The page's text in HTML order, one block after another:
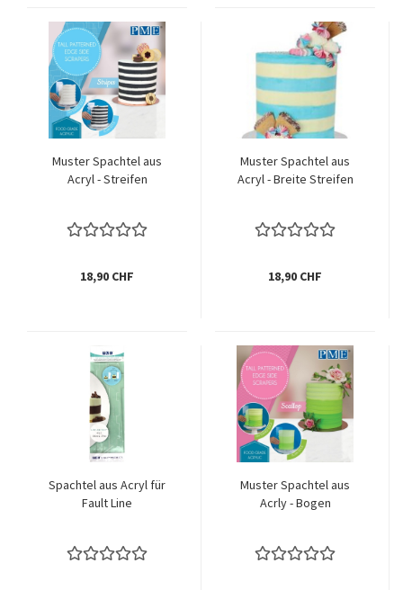
Muster Spachtel aus
Acryl - Streifen
18,90 CHF
Muster Spachtel aus
Acryl - Breite Streifen
18,90 CHF
Spachtel aus Acryl für
Fault Line
Muster Spachtel aus
Acrly - Bogen